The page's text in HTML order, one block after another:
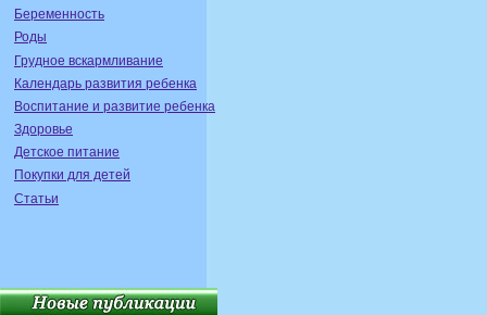
Беременность
Роды
Грудное вскармливание
Календарь развития ребенка
Воспитание и развитие ребенка
Здоровье
Детское питание
Покупки для детей
Статьи